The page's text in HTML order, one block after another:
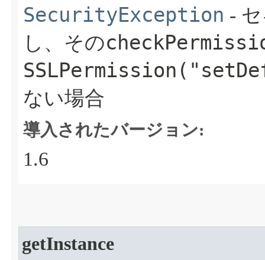
SecurityException -
し、その
ない場合
導入されたバージョン:
1.6
getInstance